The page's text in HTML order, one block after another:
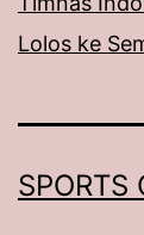
Lolos ke
SPORTS